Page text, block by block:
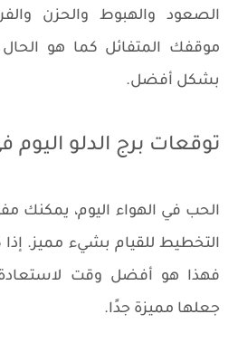
الصعود والهبوط والحزن
موقفك المتفائل كما هو الحال
بشكل أفضل.
توقعات برج الدلو اليوم
الحب في الهواء اليوم، يمكنك
التخطيط للقيام بشيء مميز.
فهذا هو أفضل وقت
جعلها مميزة جدًا.